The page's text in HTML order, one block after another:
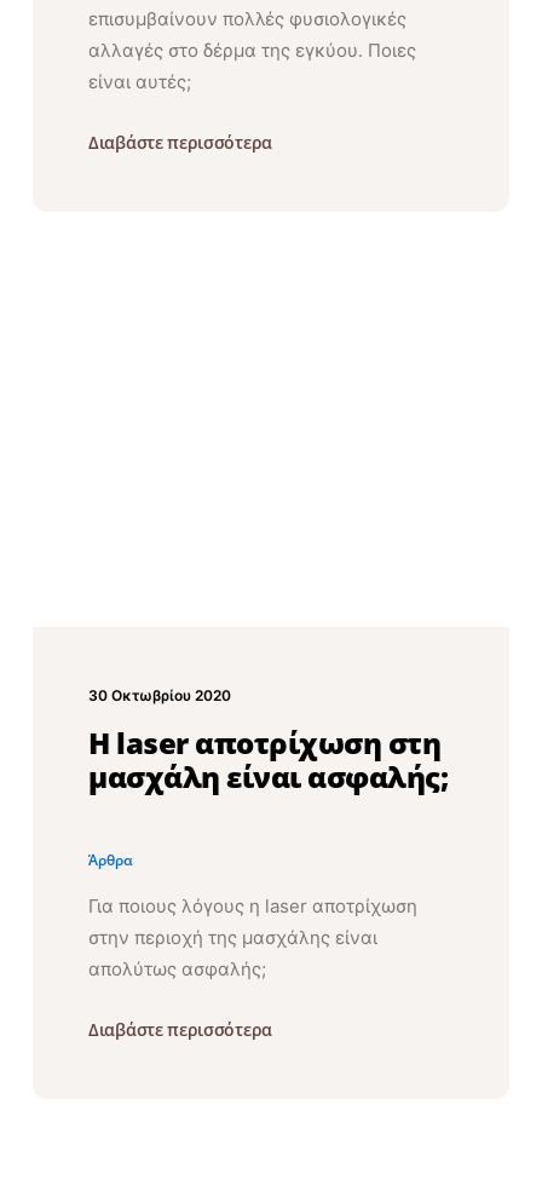
επισυμβαίνουν πολλές φυσιολογικές
αλλαγές στο δέρμα της εγκύου. Ποιες
είναι αυτές;
Διαβάστε περισσότερα
30 Οκτωβρίου 2020
Η laser αποτρίχωση στη
μασχάλη είναι ασφαλής;
Άρθρα
Για ποιους λόγους η laser αποτρίχωση
στην περιοχή της μασχάλης είναι
απολύτως ασφαλής;
Διαβάστε περισσότερα